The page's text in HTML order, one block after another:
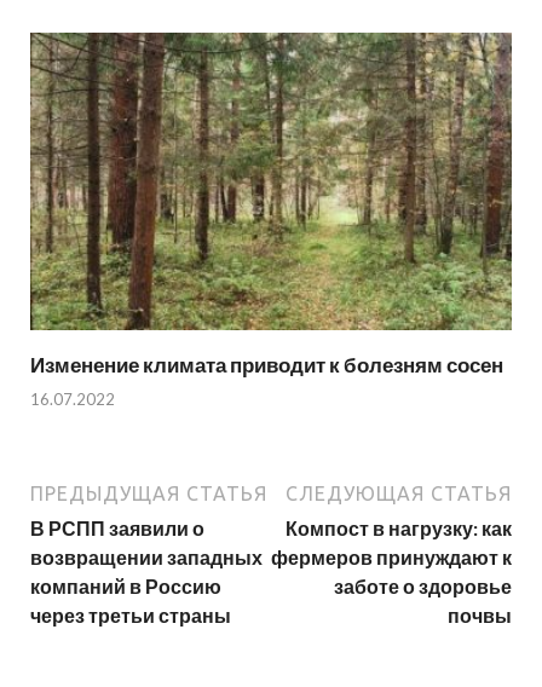
Изменение климата приводит к болезням сосен
16.07.2022
ПРЕДЫДУЩАЯ СТАТЬЯ
В РСПП заявили о
возвращении западных
компаний в Россию
через третьи страны
СЛЕДУЮЩАЯ СТАТЬЯ
Компост в нагрузку: как
фермеров принуждают к
заботе о здоровье
почвы